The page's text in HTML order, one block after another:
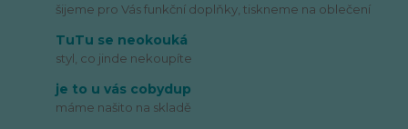
šijeme pro Vás funkční doplňky, tiskneme na oblečení
TuTu se neokouká
styl, co jinde nekoupíte
je to u vás cobydup
máme našito na skladě